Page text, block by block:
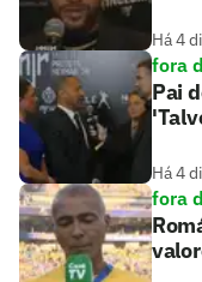
Há 4
fora
Pai
Há 4
fora